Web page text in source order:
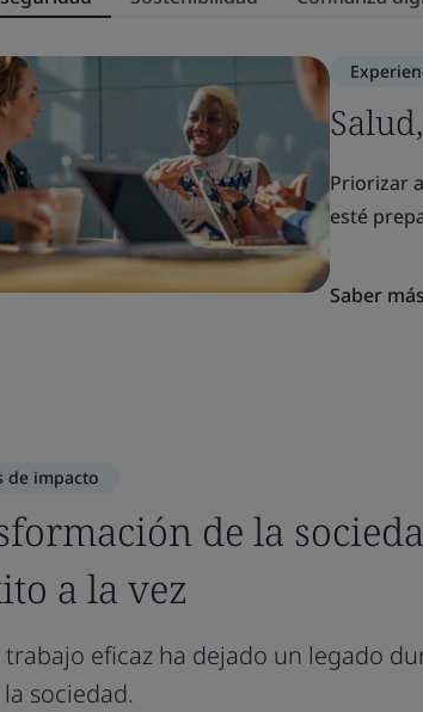
Sostenibilidad Confianza
de impacto
de la
a la vez